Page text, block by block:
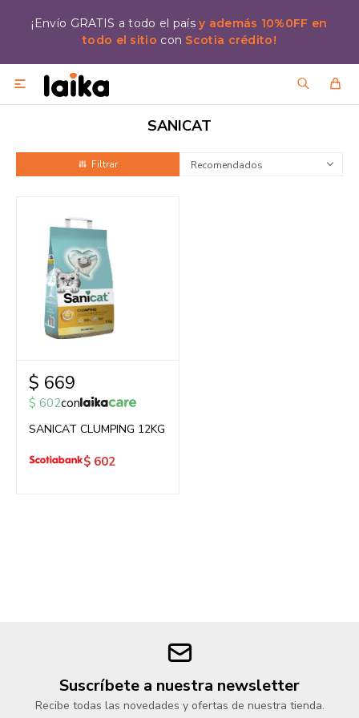
¡Envío GRATIS a todo el paísy además 10%0FF en
todo el sitio con Scotia crédito!

SANICAT
Recomendados
$ 669
$ 602con
SANICAT CLUMPING 12KG
$ 602
Suscríbete a nuestra newsletter
Recibe todas las novedades y ofertas de nuestra tienda.